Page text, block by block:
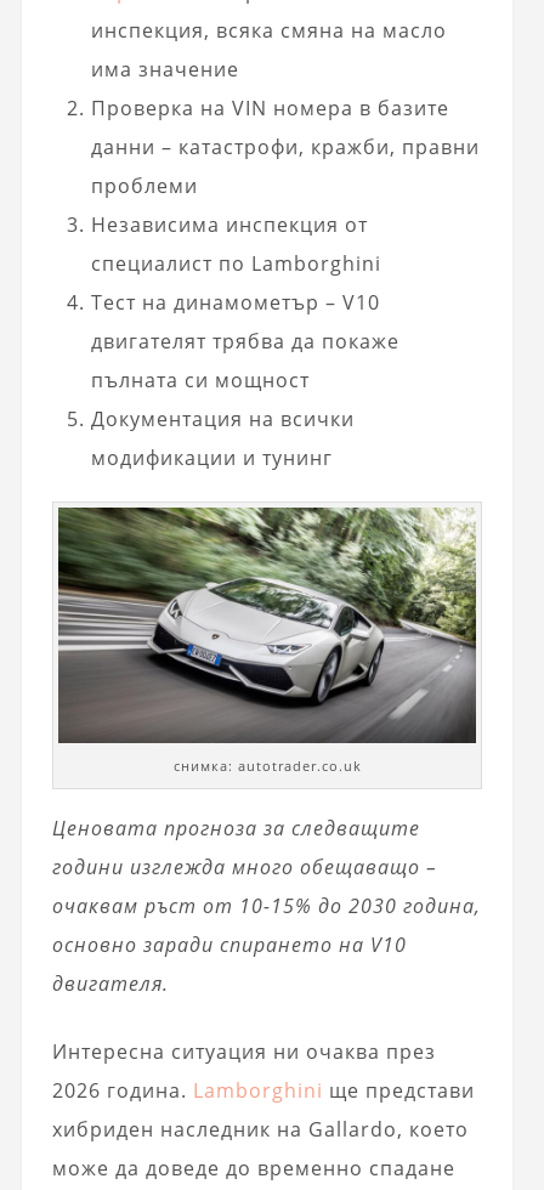
инспекция, всяка смяна на масло
има значение
Проверка на VIN номера в базите
данни – катастрофи, кражби, правни
проблеми
Независима инспекция от
специалист по Lamborghini
Тест на динамометър – V10
двигателят трябва да покаже
пълната си мощност
Документация на всички
модификации и тунинг
снимка: autotrader.co.uk
Ценовата прогноза за следващите
години изглежда много обещаващо –
очаквам ръст от 10-15% до 2030 година,
основно заради спирането на V10
двигателя.
Интересна ситуация ни очаква през
2026 година. Lamborghini ще представи
хибриден наследник на Gallardo, което
може да доведе до временно спадане